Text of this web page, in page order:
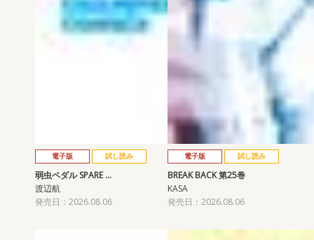
電子版 試し読み
弱虫ペダル SPARE …
渡辺航
発売日：2026.08.06
電子版 試し読み
BREAK BACK 第25巻
KASA
発売日：2026.08.06